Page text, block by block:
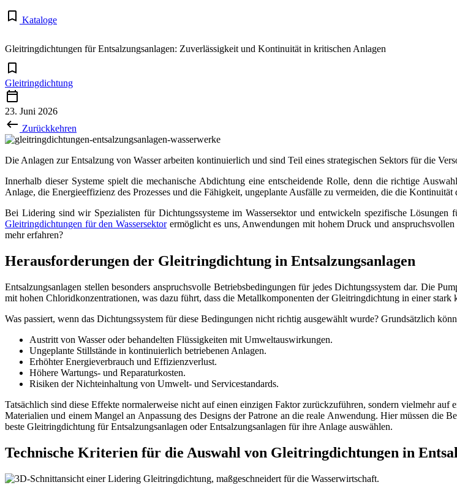
Kataloge
Gleitringdichtungen für Entsalzungsanlagen: Zuverlässigkeit und Kontinuität in kritischen Anlagen
Gleitringdichtung
23. Juni 2026
Zurückkehren
Die Anlagen zur Entsalzung von Wasser arbeiten kontinuierlich und sind Teil eines strategischen Sektors für die
Innerhalb dieser Systeme spielt die mechanische Abdichtung eine entscheidende Rolle, denn die richtige
Anlage, die Energieeffizienz des Prozesses und die Fähigkeit, ungeplante Ausfälle zu vermeiden, die die Kontinuität
Bei Lidering sind wir Spezialisten für Dichtungssysteme im Wassersektor und entwickeln spezifische
Gleitringdichtungen für den Wassersektorermöglicht es uns, Anwendungen mit hohem Druck und
mehr erfahren?
Herausforderungen der Gleitringdichtung in Entsalzungsanlagen
Entsalzungsanlagen stellen besonders anspruchsvolle Betriebsbedingungen für jedes Dichtungssystem dar. Die
mit hohen Chloridkonzentrationen, was dazu führt, dass die Metallkomponenten der Gleitringdichtung in einer stark
Was passiert, wenn das Dichtungssystem für diese Bedingungen nicht richtig ausgewählt wurde? Grundsätzlich
Austritt von Wasser oder behandelten Flüssigkeiten mit Umweltauswirkungen.
Ungeplante Stillstände in kontinuierlich betriebenen Anlagen.
Erhöhter Energieverbrauch und Effizienzverlust.
Höhere Wartungs- und Reparaturkosten.
Risiken der Nichteinhaltung von Umwelt- und Servicestandards.
Tatsächlich sind diese Effekte normalerweise nicht auf einen einzigen Faktor zurückzuführen, sondern vielmehr
Materialien und einem Mangel an Anpassung des Designs der Patrone an die reale Anwendung. Hier müssen die
beste Gleitringdichtung für Entsalzungsanlagen oder Entsalzungsanlagen für ihre Anlage auswählen.
Technische Kriterien für die Auswahl von Gleitringdichtungen in